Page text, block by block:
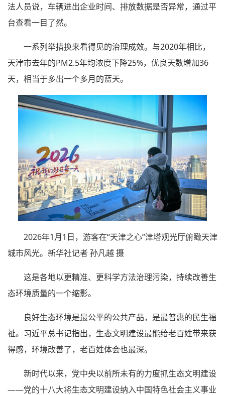
法人员说，车辆进出企业时间、排放数据是否异常，通过平
台查看一目了然。
一系列举措换来看得见的治理成效。与2020年相比，
天津市去年的PM2.5年均浓度下降25%，优良天数增加36
天，相当于多出一个多月的蓝天。
2026年1月1日，游客在“天津之心”津塔观光厅俯瞰天津
城市风光。新华社记者 孙凡越 摄
这是各地以更精准、更科学方法治理污染，持续改善生
态环境质量的一个缩影。
良好生态环境是最公平的公共产品，是最普惠的民生福
祉。习近平总书记指出，生态文明建设最能给老百姓带来获
得感，环境改善了，老百姓体会也最深。
新时代以来，党中央以前所未有的力度抓生态文明建设
——党的十八大将生态文明建设纳入中国特色社会主义事业